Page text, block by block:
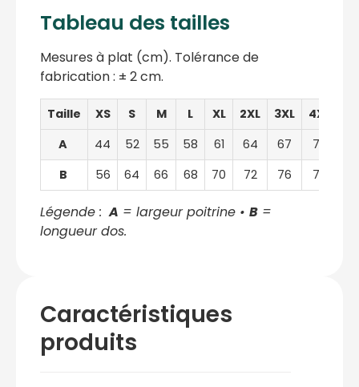
Tableau des tailles
Mesures à plat (cm). Tolérance de
fabrication : ± 2 cm.
Taille XS S M L XL 2XL 3XL
4XL
A
44 52 55 58 61 64 67
70
B
56 64 66 68 70 72 76 78
Légende : A = largeur poitrine • B =
longueur dos.
Caractéristiques
produits